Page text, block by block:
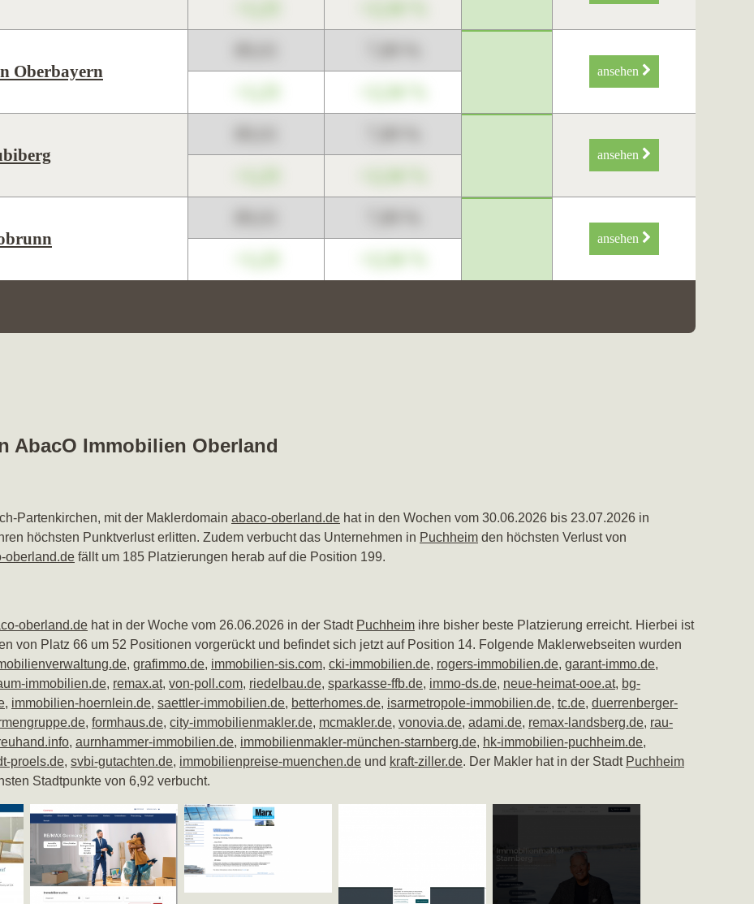
Oberbayern ansehen
ansehen
ansehen
AbacO Immobilien Oberland
Partenkirchen, mit der Maklerdomain abaco-oberland.de hat in den Wochen vom 30.06.2026 bis 23.07.2026 in
höchsten Punktverlust erlitten. Zudem verbucht das Unternehmen in Puchheim den höchsten Verlust von
oberland.de fällt um 185 Platzierungen herab auf die Position 199.
oberland.de hat in der Woche vom 26.06.2026 in der Stadt Puchheim ihre bisher beste Platzierung erreicht. Hierbei ist
von Platz 66 um 52 Positionen vorgerückt und befindet sich jetzt auf Position 14. Folgende Maklerwebseiten wurden
, grafimmo.de, immobilien-sis.com, cki-immobilien.de, rogers-immobilien.de, garant-immo.de,
immobilien.de, remax.at, von-poll.com, riedelbau.de, sparkasse-ffb.de, immo-ds.de, neue-heimat-ooe.at, bg-
, immobilien-hoernlein.de, saettler-immobilien.de, betterhomes.de, isarmetropole-immobilien.de, tc.de, duerrenberger-
, formhaus.de, city-immobilienmakler.de, mcmakler.de, vonovia.de, adami.de, remax-landsberg.de, rau-
, aurnhammer-immobilien.de, immobilienmakler-münchen-starnberg.de, hk-immobilien-puchheim.de,
proels.de, svbi-gutachten.de, immobilienpreise-muenchen.de und kraft-ziller.de. Der Makler hat in der Stadt Puchheim
Stadtpunkte von 6,92 verbucht.